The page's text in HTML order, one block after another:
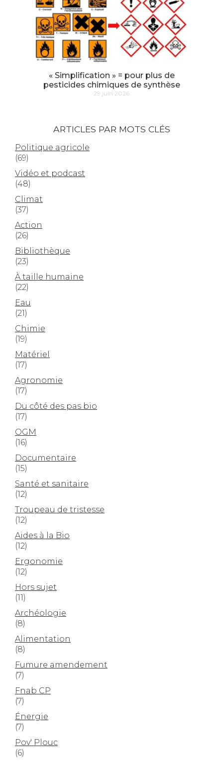
« Simplification » = pour plus de
pesticides chimiques de synthèse
29 juin 2026
ARTICLES PAR MOTS CLÉS
Politique agricole
(69)
Vidéo et podcast
(48)
Climat
(37)
Action
(26)
Bibliothèque
(23)
À taille humaine
(22)
Eau
(21)
Chimie
(19)
Matériel
(17)
Agronomie
(17)
Du côté des pas bio
(17)
OGM
(16)
Documentaire
(15)
Santé et sanitaire
(12)
Troupeau de tristesse
(12)
Aides à la Bio
(12)
Ergonomie
(12)
Hors sujet
(11)
Archéologie
(8)
Alimentation
(8)
Fumure amendement
(7)
Fnab CP
(7)
Énergie
(7)
Pov' Plouc
(6)